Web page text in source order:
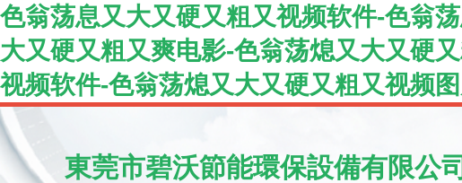
色翁荡息又大又硬又粗又视频软件-色翁
大又硬又粗又爽电影-色翁荡熄又大又硬
视频软件-色翁荡熄又大又硬又粗又视频
東莞市碧沃節能環保設備有限公司